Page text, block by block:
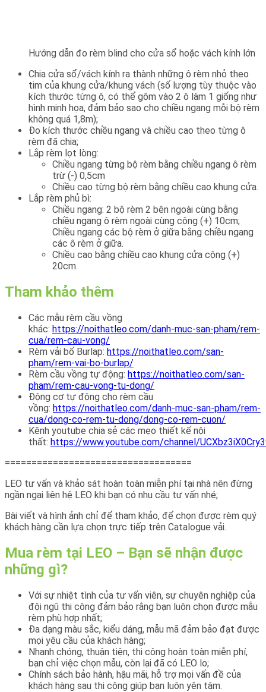
Hướng dẫn đo rèm blind cho cửa sổ hoặc vách kính lớn
Chia cửa sổ/vách kính ra thành những ô rèm nhỏ theo
tim của khung cửa/khung vách (số lượng tùy thuộc vào
kích thước từng ô, có thể gôm vào 2 ô làm 1 giống như
hình minh họa, đảm bảo sao cho chiều ngang mỗi bộ rèm
không quá 1,8m);
Đo kích thước chiều ngang và chiều cao theo từng ô
rèm đã chia;
Lắp rèm lọt lòng:
Chiều ngang từng bộ rèm bằng chiều ngang ô rèm
trừ (-) 0,5cm
Chiều cao từng bộ rèm bằng chiều cao khung cửa.
Lắp rèm phủ bì:
Chiều ngang: 2 bộ rèm 2 bên ngoài cùng bằng
chiều ngang ô rèm ngoài cùng cộng (+) 10cm;
Chiều ngang các bộ rèm ở giữa bằng chiều ngang
các ô rèm ở giữa.
Chiều cao bằng chiều cao khung cửa cộng (+)
20cm.
Tham khảo thêm
Các mẫu rèm cầu vồng
khác: https://noithatleo.com/danh-muc-san-pham/rem-
cua/rem-cau-vong/
Rèm vải bố Burlap: https://noithatleo.com/san-
pham/rem-vai-bo-burlap/
Rèm cầu vồng tự động: https://noithatleo.com/san-
pham/rem-cau-vong-tu-dong/
Động cơ tự động cho rèm cầu
vồng: https://noithatleo.com/danh-muc-san-pham/rem-
cua/dong-co-rem-tu-dong/dong-co-rem-cuon/
Kênh youtube chia sẻ các mẹo thiết kế nội
thất: https://www.youtube.com/channel/
===================================
LEO tư vấn và khảo sát hoàn toàn miễn phí tại nhà nên đừng
ngần ngại liên hệ LEO khi bạn có nhu cầu tư vấn nhé;
Bài viết và hình ảnh chỉ để tham khảo, để chọn được rèm quý
khách hàng cần lựa chọn trực tiếp trên Catalogue vải.
Mua rèm tại LEO – Bạn sẽ nhận được
những gì?
Với sự nhiệt tình của tư vấn viên, sự chuyên nghiệp của
đội ngũ thi công đảm bảo rằng bạn luôn chọn được mẫu
rèm phù hợp nhất;
Đa dạng màu sắc, kiểu dáng, mẫu mã đảm bảo đạt được
mọi yêu cầu của khách hàng;
Nhanh chóng, thuận tiện, thi công hoàn toàn miễn phí,
bạn chỉ việc chọn mẫu, còn lại đã có LEO lo;
Chính sách bảo hành, hậu mãi, hỗ trợ mọi vấn đề của
khách hàng sau thi công giúp bạn luôn yên tâm.